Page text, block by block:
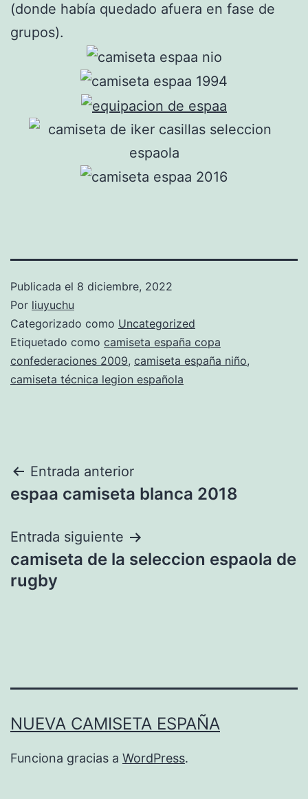
(donde había quedado afuera en fase de
grupos).
Publicada el 8 diciembre, 2022
Por liuyuchu
Categorizado como Uncategorized
Etiquetado como camiseta españa copa
confederaciones 2009, camiseta españa niño,
camiseta técnica legion española
Navegación
de
entradas
Entrada anterior
espaa camiseta blanca 2018
Entrada siguiente
camiseta de la seleccion espaola de
rugby
NUEVA CAMISETA ESPAÑA
Funciona gracias a WordPress.